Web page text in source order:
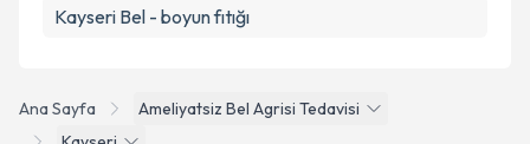
Ana Sayfa
Ameliyatsiz Bel Agrisi Tedavisi
Kayseri Bel - boyun fıtığı